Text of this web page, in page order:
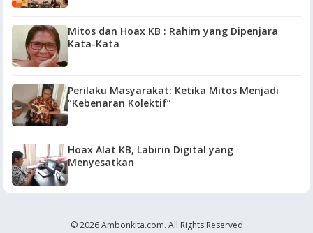
Mitos dan Hoax KB : Rahim yang Dipenjara
Kata-Kata
Perilaku Masyarakat: Ketika Mitos Menjadi
“Kebenaran Kolektif”
Hoax Alat KB, Labirin Digital yang
Menyesatkan
© 2026 Ambonkita.com. All Rights Reserved